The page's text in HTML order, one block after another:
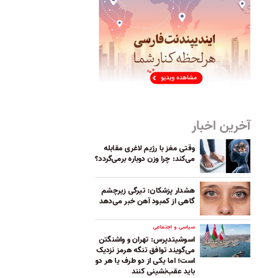
آخرین اخبار
وقتی مغز با رژیم لاغری مقابله
می‌کند: چرا وزن دوباره برمی‌گردد؟
هشدار پزشکان: تیرگی زیرچشم
گاهی از کمبود آهن خبر می‌دهد
سیاسی و اجتماعی
اسوشیتدپرس: تهران و واشنگتن
می‌گویند توافق تنگه هرمز نزدیک
است؛ اما یکی از دو طرف یا هر دو
باید عقب‌نشینی کنند